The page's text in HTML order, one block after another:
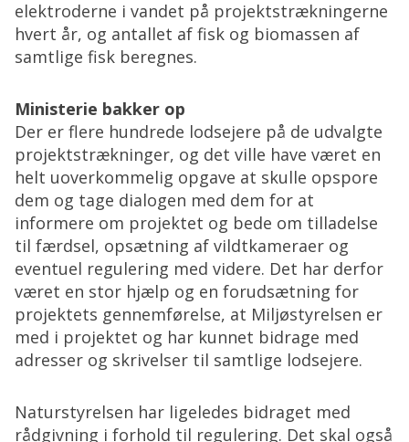
elektroderne i vandet på projektstrækningerne
hvert år, og antallet af fisk og biomassen af
samtlige fisk beregnes.
Ministerie bakker op
Der er flere hundrede lodsejere på de udvalgte
projektstrækninger, og det ville have været en
helt uoverkommelig opgave at skulle opspore
dem og tage dialogen med dem for at
informere om projektet og bede om tilladelse
til færdsel, opsætning af vildtkameraer og
eventuel regulering med videre. Det har derfor
været en stor hjælp og en forudsætning for
projektets gennemførelse, at Miljøstyrelsen er
med i projektet og har kunnet bidrage med
adresser og skrivelser til samtlige lodsejere.
Naturstyrelsen har ligeledes bidraget med
rådgivning i forhold til regulering. Det skal også